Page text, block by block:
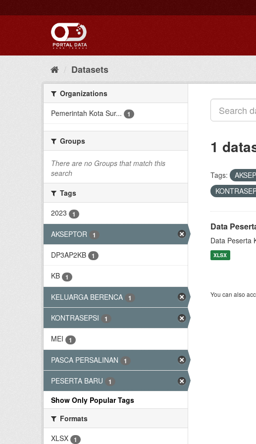
to
Datasets
Organizations
Pemerintah Kota Sur...
1
Groups
There are no Groups that match this
search
Tags
2023
1
AKSEPTOR 1
DP3AP2KB 1
KB 1
KELUARGA BERENCA 1
KONTRASEPSI 1
MEI 1
PASCA PERSALINAN 1
PESERTA BARU 1
Show Only Popular Tags
Formats
XLSX
1
1
Tags:
Data
Data Peserta
XLSX
You can also